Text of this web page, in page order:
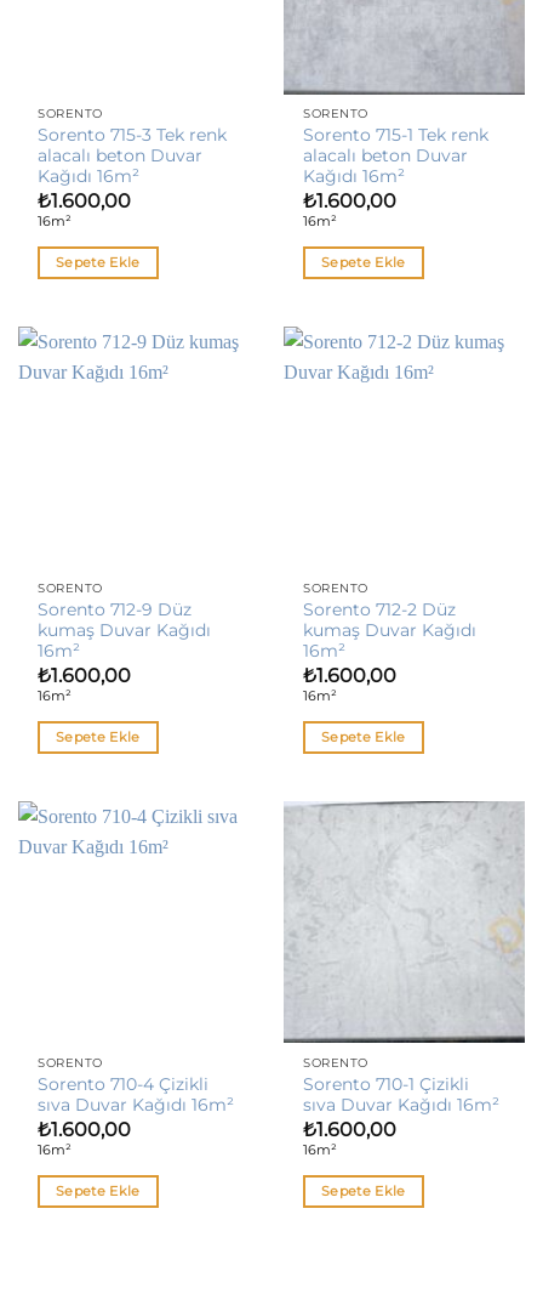
SORENTO
Sorento 715-3 Tek renk
alacalı beton Duvar
Kağıdı 16m²
₺1.600,00
16m²
Sepete Ekle
SORENTO
Sorento 715-1 Tek renk
alacalı beton Duvar
Kağıdı 16m²
₺1.600,00
16m²
Sepete Ekle
SORENTO
Sorento 712-9 Düz
kumaş Duvar Kağıdı
16m²
₺1.600,00
16m²
Sepete Ekle
SORENTO
Sorento 712-2 Düz
kumaş Duvar Kağıdı
16m²
₺1.600,00
16m²
Sepete Ekle
SORENTO
Sorento 710-4 Çizikli
sıva Duvar Kağıdı 16m²
₺1.600,00
16m²
Sepete Ekle
SORENTO
Sorento 710-1 Çizikli
sıva Duvar Kağıdı 16m²
₺1.600,00
16m²
Sepete Ekle